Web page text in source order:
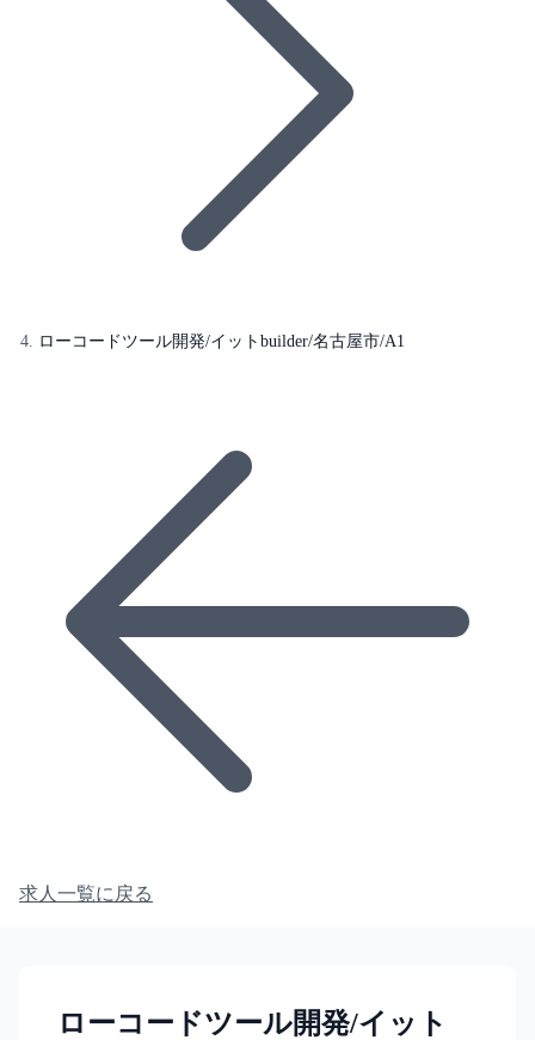
ローコードツール開発/イットbuilder/名古屋市/A1
求人一覧に戻る
ローコードツール開発/イット